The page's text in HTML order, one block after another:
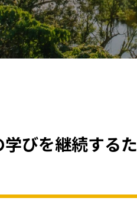
びを継続する